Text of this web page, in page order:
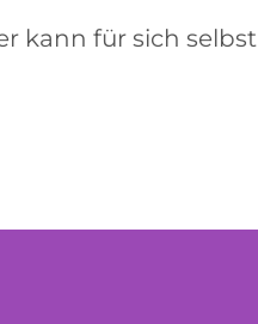
kann für sich selbst